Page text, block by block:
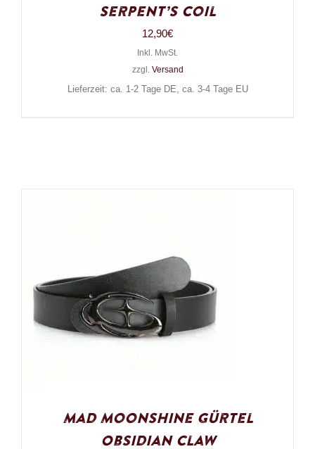
Serpent’s Coil
12,90€
Inkl. MwSt.
zzgl. Versand
Lieferzeit: ca. 1-2 Tage DE, ca. 3-4 Tage EU
Mad Moonshine Gürtel
Obsidian Claw